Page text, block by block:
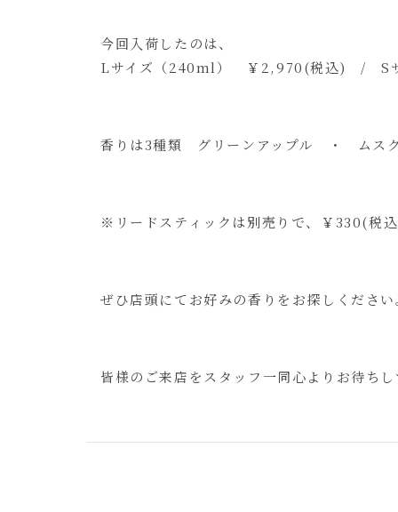
今回入荷したのは、
Lサイズ（240ml） ￥2,970(税込) /
香りは3種類 グリーンアップル ・ ムス
※リードスティックは別売りで、￥330(税
ぜひ店頭にてお好みの香りをお探しくださ
皆様のご来店をスタッフ一同心よりお待ち